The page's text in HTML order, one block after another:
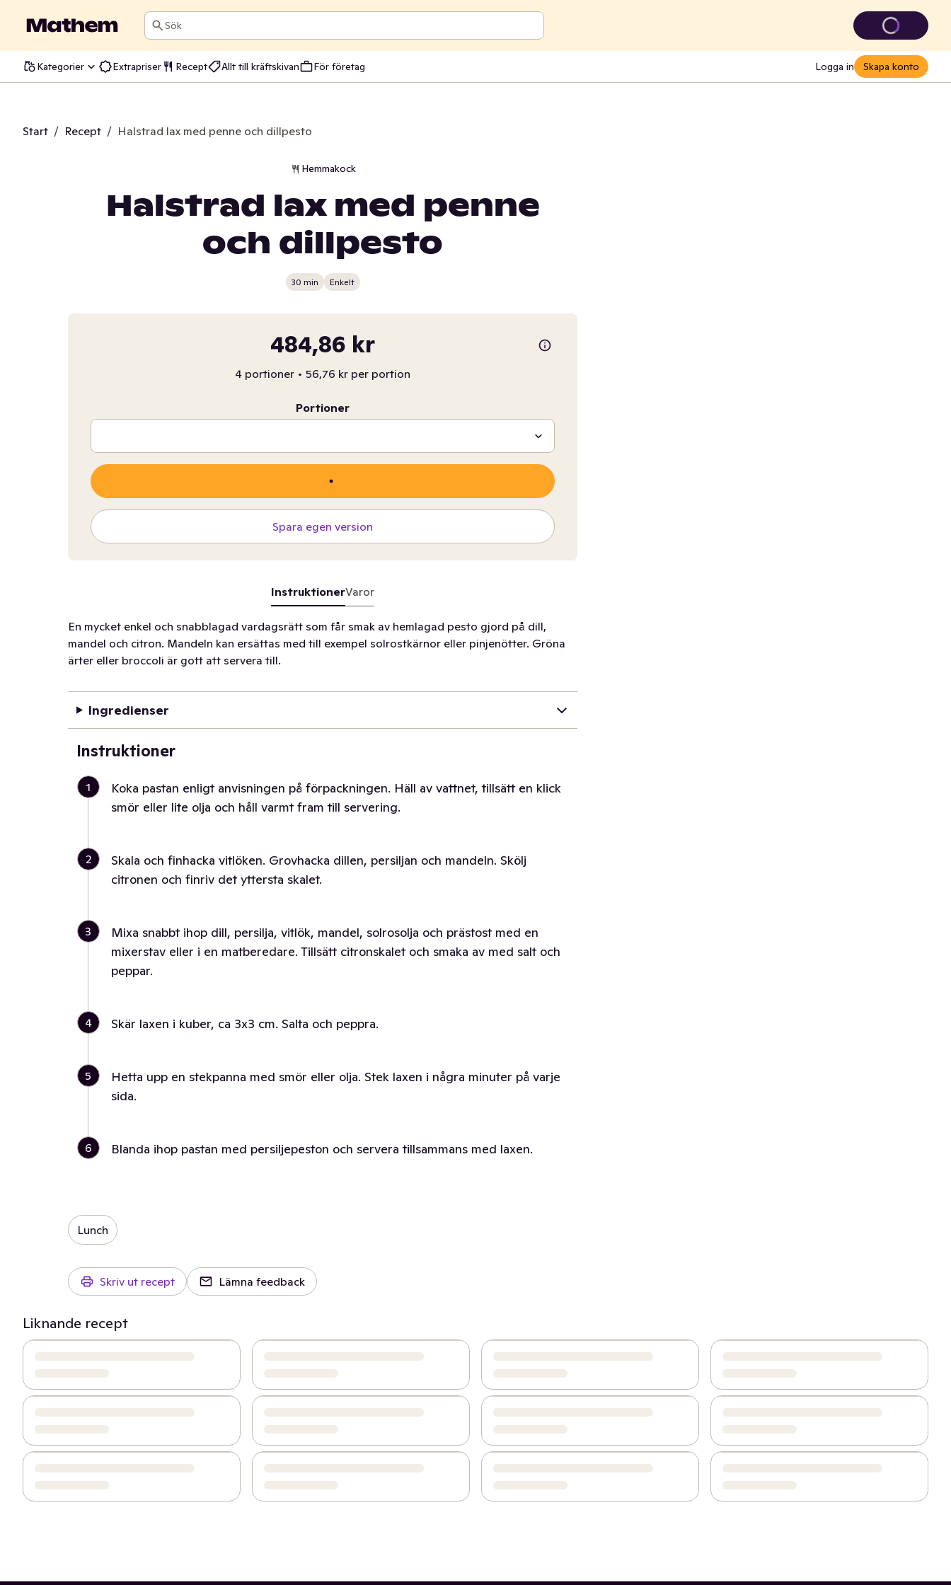
Sök
Kategorier Extrapriser Recept Allt till kräftskivan För företag Logga in Skapa konto
Start / Recept / Halstrad lax med penne och dillpesto
Hemmakock
Halstrad lax med penne
och dillpesto
30 min Enkelt
484,86 kr
4 portioner • 56,76 kr per portion
Portioner
Spara egen version
InstruktionerVaror
En mycket enkel och snabblagad vardagsrätt som får smak av hemlagad pesto gjord på dill,
mandel och citron. Mandeln kan ersättas med till exempel solrostkärnor eller pinjenötter. Gröna
ärter eller broccoli är gott att servera till.
Ingredienser
Instruktioner
1
Koka pastan enligt anvisningen på förpackningen. Häll av vattnet, tillsätt en klick
smör eller lite olja och håll varmt fram till servering.
2
Skala och finhacka vitlöken. Grovhacka dillen, persiljan och mandeln. Skölj
citronen och finriv det yttersta skalet.
3
Mixa snabbt ihop dill, persilja, vitlök, mandel, solrosolja och prästost med en
mixerstav eller i en matberedare. Tillsätt citronskalet och smaka av med salt och
peppar.
4 Skär laxen i kuber, ca 3x3 cm. Salta och peppra.
5
Hetta upp en stekpanna med smör eller olja. Stek laxen i några minuter på varje
sida.
6 Blanda ihop pastan med persiljepeston och servera tillsammans med laxen.
Lunch
Skriv ut recept Lämna feedback
Liknande recept